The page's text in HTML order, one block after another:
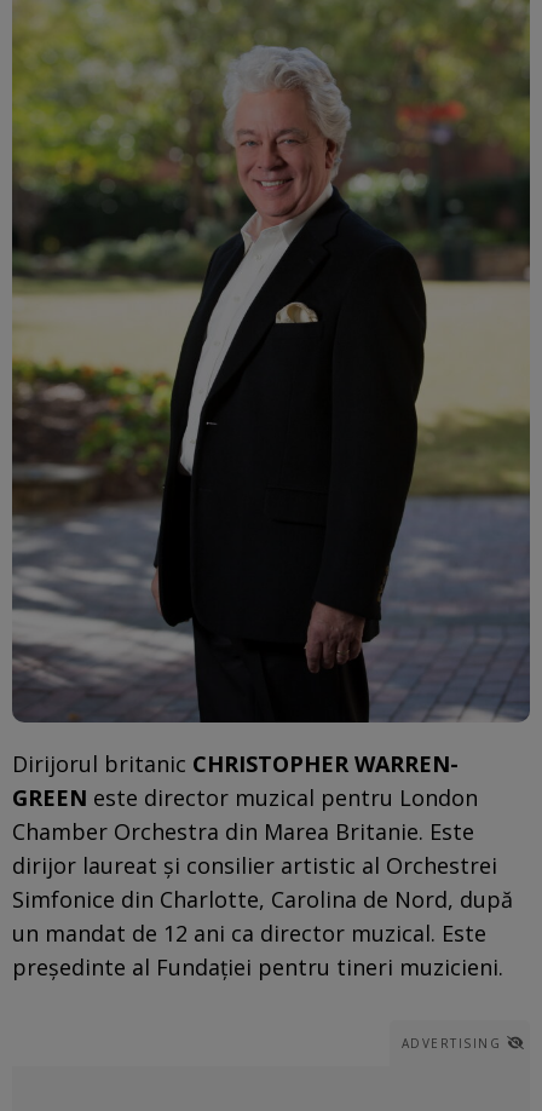
Dirijorul britanic CHRISTOPHER WARREN-
GREEN este director muzical pentru London
Chamber Orchestra din Marea Britanie. Este
dirijor laureat și consilier artistic al Orchestrei
Simfonice din Charlotte, Carolina de Nord, după
un mandat de 12 ani ca director muzical. Este
președinte al Fundației pentru tineri muzicieni.
ADVERTISING